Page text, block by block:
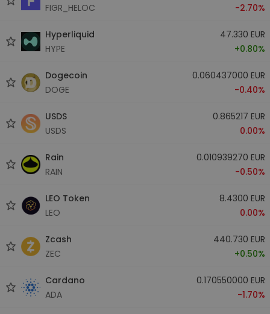
FIGR_HELOC
-2.70%
Hyperliquid
HYPE
47.330 EUR
+0.80%
Dogecoin
DOGE
0.060437000 EUR
-0.40%
USDS
USDS
0.865217 EUR
0.00%
Rain
RAIN
0.010939270 EUR
-0.50%
LEO Token
LEO
8.4300 EUR
0.00%
Zcash
ZEC
440.730 EUR
+0.50%
Cardano
ADA
0.170550000 EUR
-1.70%